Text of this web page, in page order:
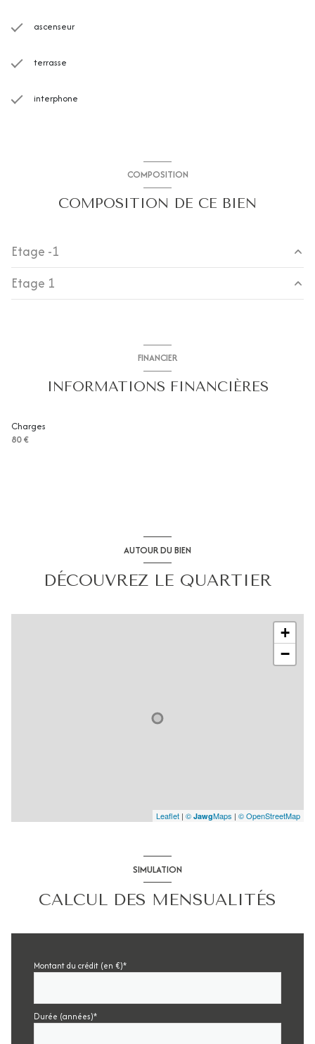
ascenseur
terrasse
interphone
COMPOSITION
COMPOSITION DE CE BIEN
Etage -1
Box
Etage 1
FINANCIER
INFORMATIONS FINANCIÈRES
Charges
80 €
AUTOUR DU BIEN
DÉCOUVREZ LE QUARTIER
+
−
Leaflet | © JawgMaps | © OpenStreetMap
SIMULATION
CALCUL DES MENSUALITÉS
Montant du crédit (en €)*
Durée (années)*